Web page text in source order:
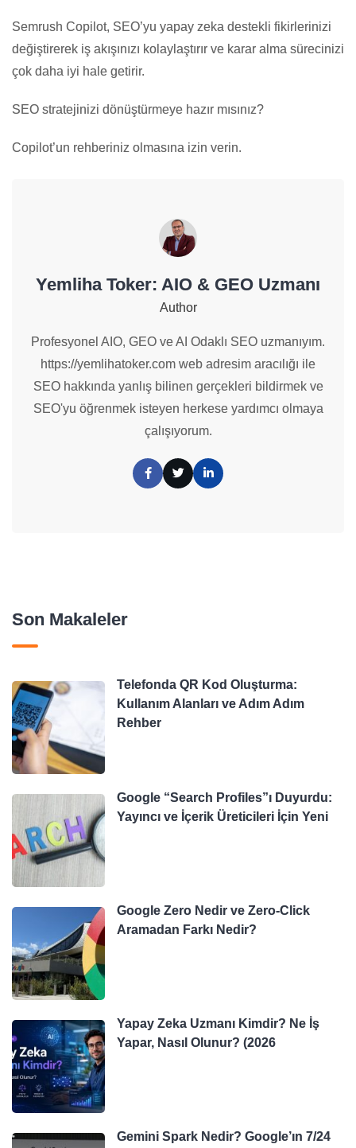
Semrush Copilot, SEO’yu yapay zeka destekli fikirlerinizi
değiştirerek iş akışınızı kolaylaştırır ve karar alma sürecinizi
çok daha iyi hale getirir.
SEO stratejinizi dönüştürmeye hazır mısınız?
Copilot’un rehberiniz olmasına izin verin.
Yemliha Toker: AIO & GEO Uzmanı
Author
Profesyonel AIO, GEO ve AI Odaklı SEO uzmanıyım.
https://yemlihatoker.com web adresim aracılığı ile
SEO hakkında yanlış bilinen gerçekleri bildirmek ve
SEO'yu öğrenmek isteyen herkese yardımcı olmaya
çalışıyorum.
Son Makaleler
Telefonda QR Kod Oluşturma:
Kullanım Alanları ve Adım Adım
Rehber
Google “Search Profiles”ı Duyurdu:
Yayıncı ve İçerik Üreticileri İçin Yeni
Google Zero Nedir ve Zero-Click
Aramadan Farkı Nedir?
Yapay Zeka Uzmanı Kimdir? Ne İş
Yapar, Nasıl Olunur? (2026
Gemini Spark Nedir? Google’ın 7/24